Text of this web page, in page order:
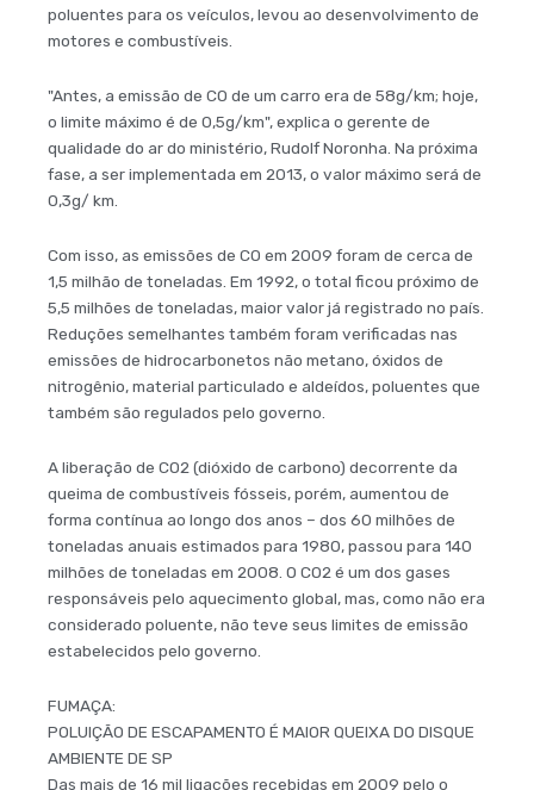
poluentes para os veículos, levou ao desenvolvimento de
motores e combustíveis.
"Antes, a emissão de CO de um carro era de 58g/km; hoje,
o limite máximo é de 0,5g/km", explica o gerente de
qualidade do ar do ministério, Rudolf Noronha. Na próxima
fase, a ser implementada em 2013, o valor máximo será de
0,3g/ km.
Com isso, as emissões de CO em 2009 foram de cerca de
1,5 milhão de toneladas. Em 1992, o total ficou próximo de
5,5 milhões de toneladas, maior valor já registrado no país.
Reduções semelhantes também foram verificadas nas
emissões de hidrocarbonetos não metano, óxidos de
nitrogênio, material particulado e aldeídos, poluentes que
também são regulados pelo governo.
A liberação de CO2 (dióxido de carbono) decorrente da
queima de combustíveis fósseis, porém, aumentou de
forma contínua ao longo dos anos – dos 60 milhões de
toneladas anuais estimados para 1980, passou para 140
milhões de toneladas em 2008. O CO2 é um dos gases
responsáveis pelo aquecimento global, mas, como não era
considerado poluente, não teve seus limites de emissão
estabelecidos pelo governo.
FUMAÇA:
POLUIÇÃO DE ESCAPAMENTO É MAIOR QUEIXA DO DISQUE
AMBIENTE DE SP
Das mais de 16 mil ligações recebidas em 2009 pelo o